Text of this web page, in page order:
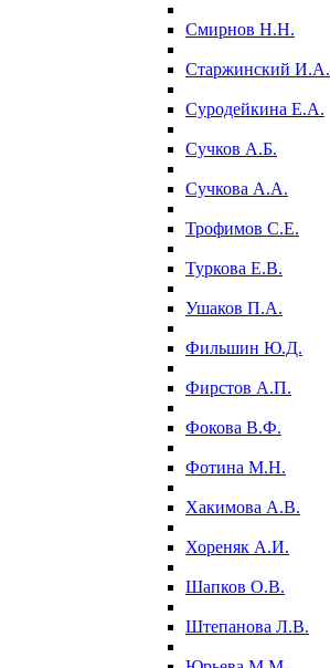
Смирнов Н.Н.
Старжинский И.А.
Суродейкина Е.А.
Сучков А.Б.
Сучкова А.А.
Трофимов С.Е.
Туркова Е.В.
Ушаков П.А.
Фильшин Ю.Д.
Фирстов А.П.
Фокова В.Ф.
Фотина М.Н.
Хакимова А.В.
Хореняк А.И.
Шапков О.В.
Штепанова Л.В.